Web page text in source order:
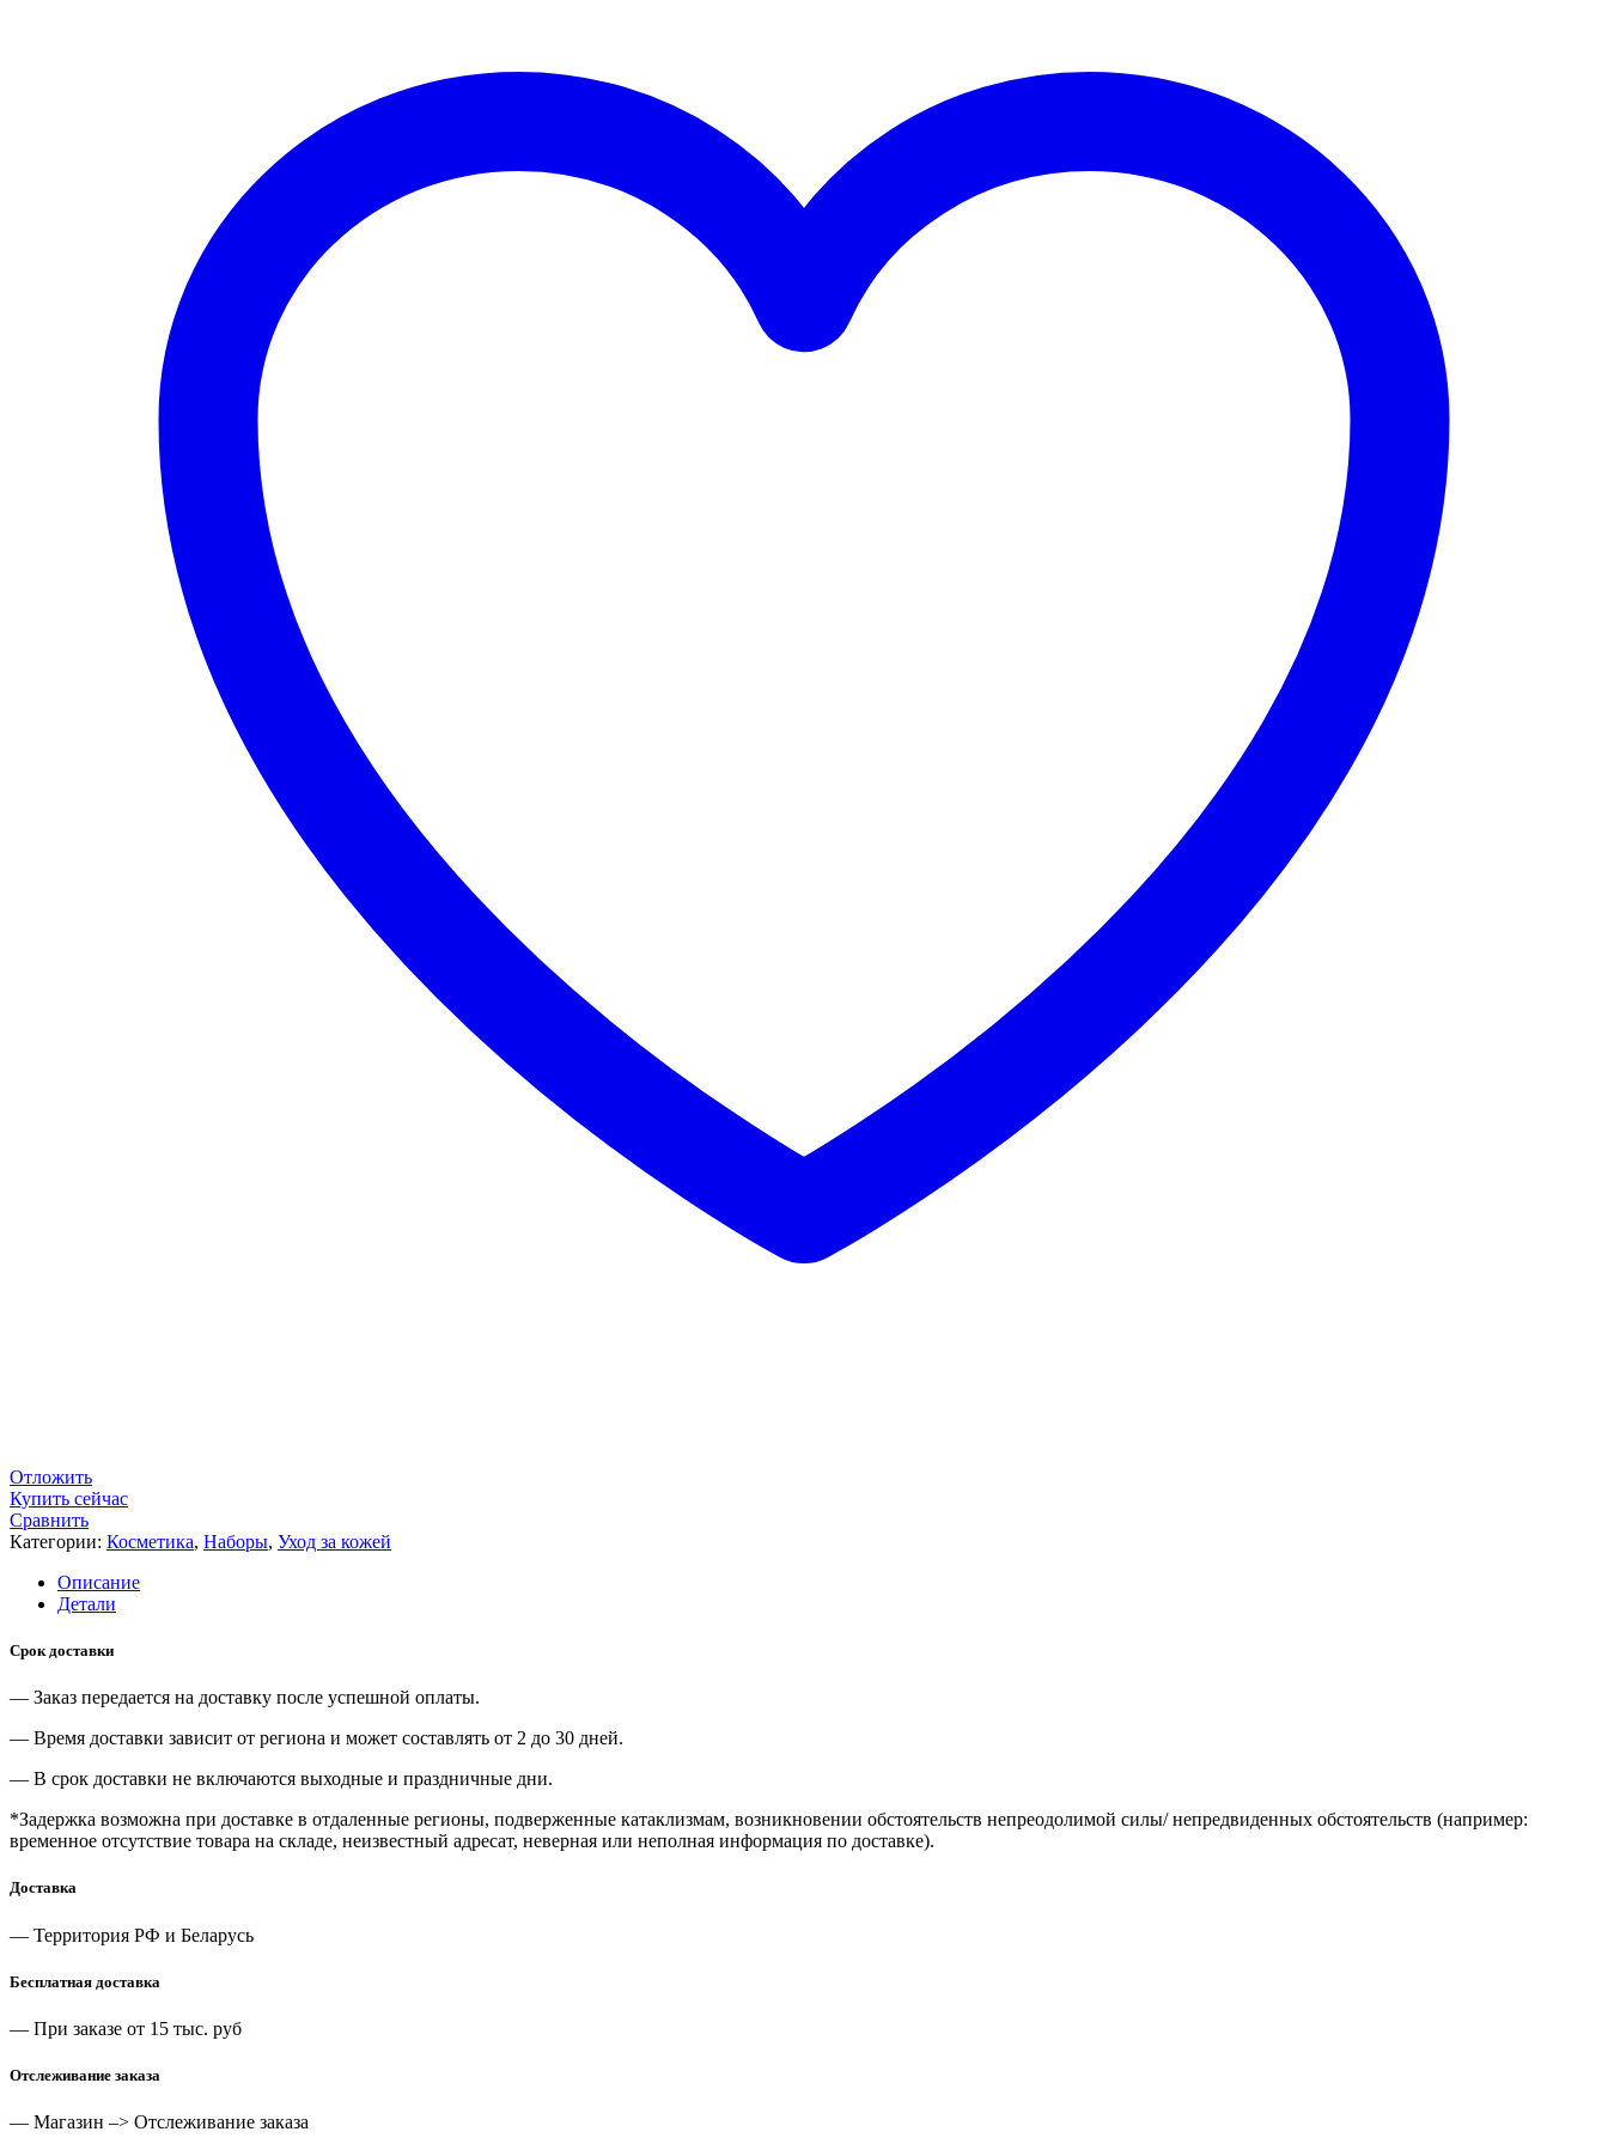
Отложить
Купить сейчас
Сравнить
Категории: Косметика, Наборы, Уход за кожей
Описание
Детали
Срок доставки
— Заказ передается на доставку после успешной оплаты.
— Время доставки зависит от региона и может составлять от 2 до 30 дней.
— В срок доставки не включаются выходные и праздничные дни.
*Задержка возможна при доставке в отдаленные регионы, подверженные катаклизмам, возникновении обстоятельств непреодолимой силы/ непредвиденных обстоятельств (например:
временное отсутствие товара на складе, неизвестный адресат, неверная или неполная информация по доставке).
Доставка
— Территория РФ и Беларусь
Бесплатная доставка
— При заказе от 15 тыс. руб
Отслеживание заказа
— Магазин –> Отслеживание заказа